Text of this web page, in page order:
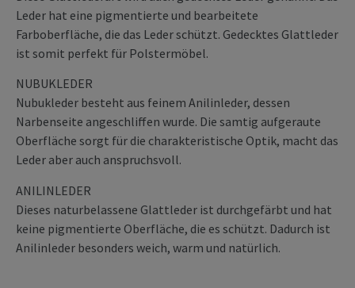
Leder hat eine pigmentierte und bearbeitete
Farboberfläche, die das Leder schützt. Gedecktes Glattleder
ist somit perfekt für Polstermöbel.
NUBUKLEDER
Nubukleder besteht aus feinem Anilinleder, dessen
Narbenseite angeschliffen wurde. Die samtig aufgeraute
Oberfläche sorgt für die charakteristische Optik, macht das
Leder aber auch anspruchsvoll.
ANILINLEDER
Dieses naturbelassene Glattleder ist durchgefärbt und hat
keine pigmentierte Oberfläche, die es schützt. Dadurch ist
Anilinleder besonders weich, warm und natürlich.